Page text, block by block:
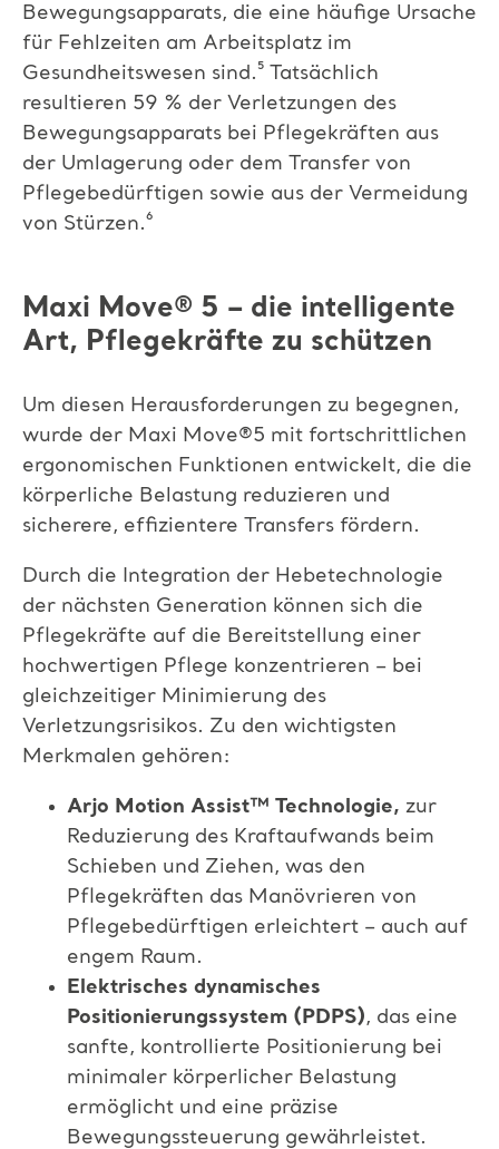
Bewegungsapparats, die eine häufige Ursache
für Fehlzeiten am Arbeitsplatz im
Gesundheitswesen sind.⁵ Tatsächlich
resultieren 59 % der Verletzungen des
Bewegungsapparats bei Pflegekräften aus
der Umlagerung oder dem Transfer von
Pflegebedürftigen sowie aus der Vermeidung
von Stürzen.⁶
Maxi Move® 5 – die intelligente
Art, Pflegekräfte zu schützen
Um diesen Herausforderungen zu begegnen,
wurde der Maxi Move®5 mit fortschrittlichen
ergonomischen Funktionen entwickelt, die die
körperliche Belastung reduzieren und
sicherere, effizientere Transfers fördern.
Durch die Integration der Hebetechnologie
der nächsten Generation können sich die
Pflegekräfte auf die Bereitstellung einer
hochwertigen Pflege konzentrieren – bei
gleichzeitiger Minimierung des
Verletzungsrisikos. Zu den wichtigsten
Merkmalen gehören:
Arjo Motion Assist™ Technologie, zur
Reduzierung des Kraftaufwands beim
Schieben und Ziehen, was den
Pflegekräften das Manövrieren von
Pflegebedürftigen erleichtert – auch auf
engem Raum.
Elektrisches dynamisches
Positionierungssystem (PDPS), das eine
sanfte, kontrollierte Positionierung bei
minimaler körperlicher Belastung
ermöglicht und eine präzise
Bewegungssteuerung gewährleistet.